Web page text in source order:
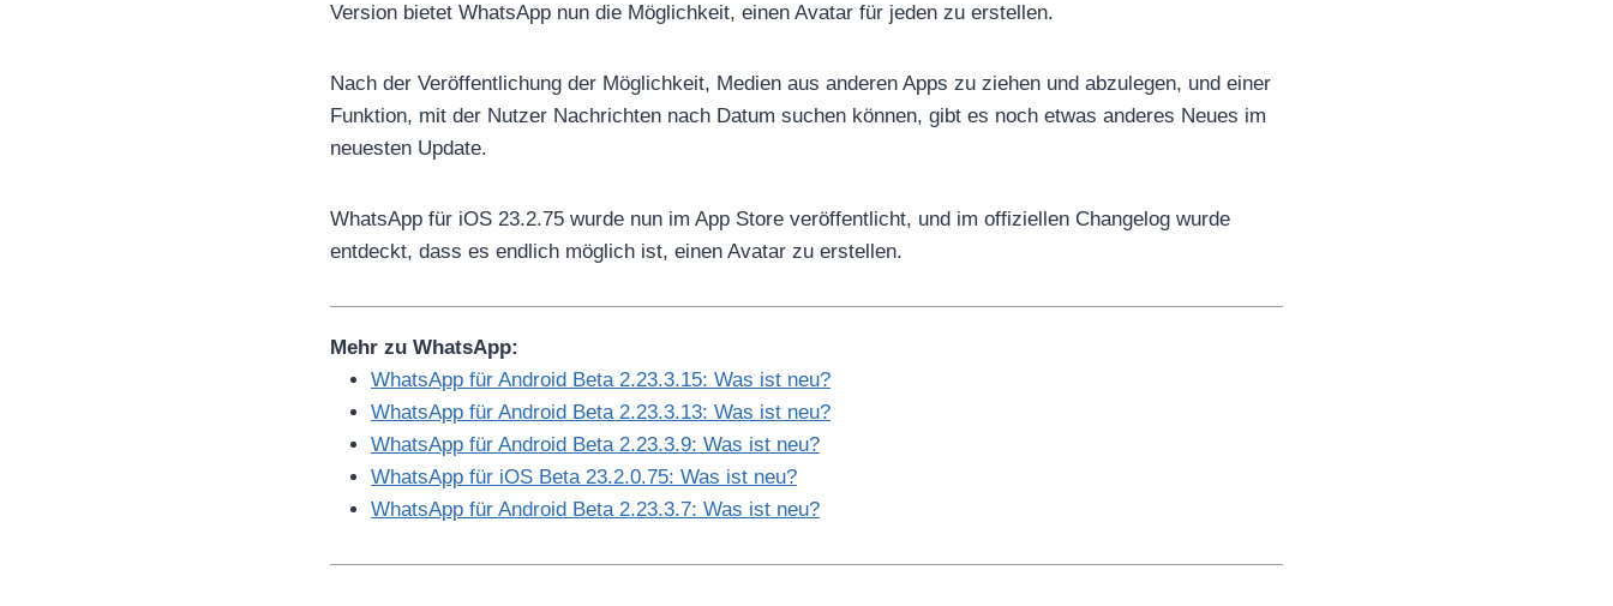
Version bietet WhatsApp nun die Möglichkeit, einen Avatar für jeden zu erstellen.
Nach der Veröffentlichung der Möglichkeit, Medien aus anderen Apps zu ziehen und abzulegen, und einer
Funktion, mit der Nutzer Nachrichten nach Datum suchen können, gibt es noch etwas anderes Neues im
neuesten Update.
WhatsApp für iOS 23.2.75 wurde nun im App Store veröffentlicht, und im offiziellen Changelog wurde
entdeckt, dass es endlich möglich ist, einen Avatar zu erstellen.
Mehr zu WhatsApp:
WhatsApp für Android Beta 2.23.3.15: Was ist neu?
WhatsApp für Android Beta 2.23.3.13: Was ist neu?
WhatsApp für Android Beta 2.23.3.9: Was ist neu?
WhatsApp für iOS Beta 23.2.0.75: Was ist neu?
WhatsApp für Android Beta 2.23.3.7: Was ist neu?